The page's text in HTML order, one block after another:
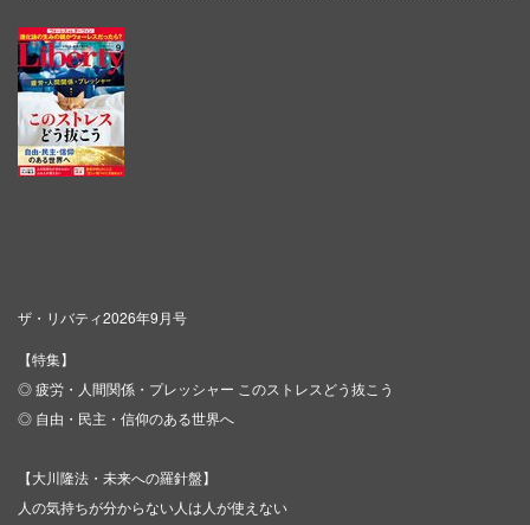
ザ・リバティ2026年9月号
【特集】
◎ 疲労・人間関係・プレッシャー このストレスどう抜こう
◎ 自由・民主・信仰のある世界へ
【大川隆法・未来への羅針盤】
人の気持ちが分からない人は人が使えない